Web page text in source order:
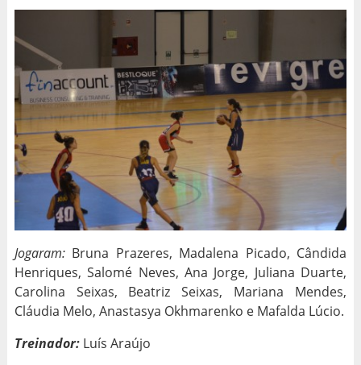
Jogaram:Bruna Prazeres, Madalena Picado, Cândida
Henriques, Salomé Neves, Ana Jorge, Juliana Duarte,
Carolina Seixas, Beatriz Seixas, Mariana Mendes,
Cláudia Melo, Anastasya Okhmarenko e Mafalda Lúcio.
Treinador: Luís Araújo